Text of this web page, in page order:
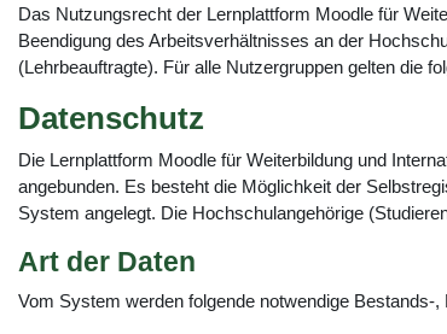
Das Nutzungsrecht der Lernplattform Moodle für
Beendigung des Arbeitsverhältnisses an der
(Lehrbeauftragte). Für alle Nutzergruppen gelten die
Datenschutz
Die Lernplattform Moodle für Weiterbildung und
angebunden. Es besteht die Möglichkeit der
System angelegt. Die Hochschulangehörige
Art der Daten
Vom System werden folgende notwendige Bestands-